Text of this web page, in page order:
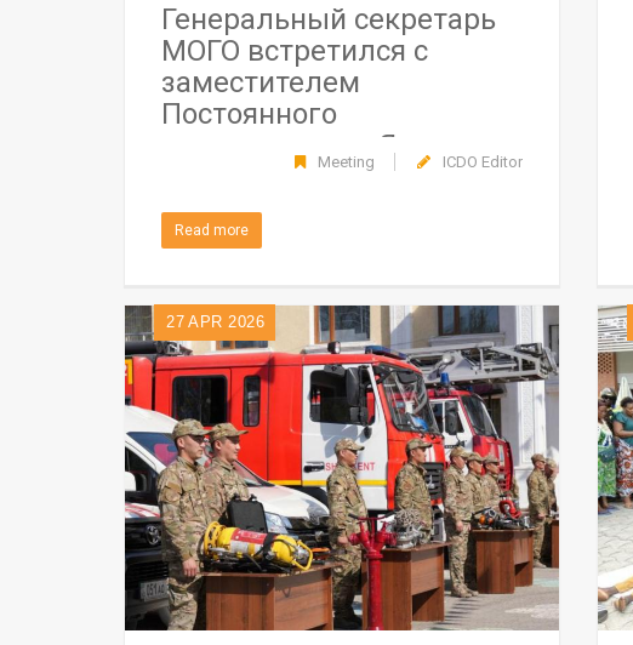
Генеральный секретарь
МОГО встретился с
заместителем
Постоянного
представителя Японии
при Отделении ООН и
других международных
организациях в Женеве
Meeting ICDO Editor
Read more
27 APR 2026